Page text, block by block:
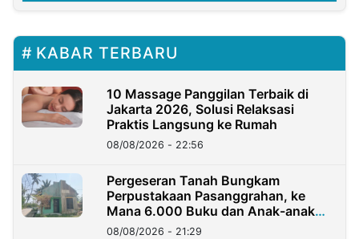
KABAR TERBARU
10 Massage Panggilan Terbaik di
Jakarta 2026, Solusi Relaksasi
Praktis Langsung ke Rumah
08/08/2026 - 22:56
Pergeseran Tanah Bungkam
Perpustakaan Pasanggrahan, ke
Mana 6.000 Buku dan Anak-anak
Kini?
08/08/2026 - 21:29